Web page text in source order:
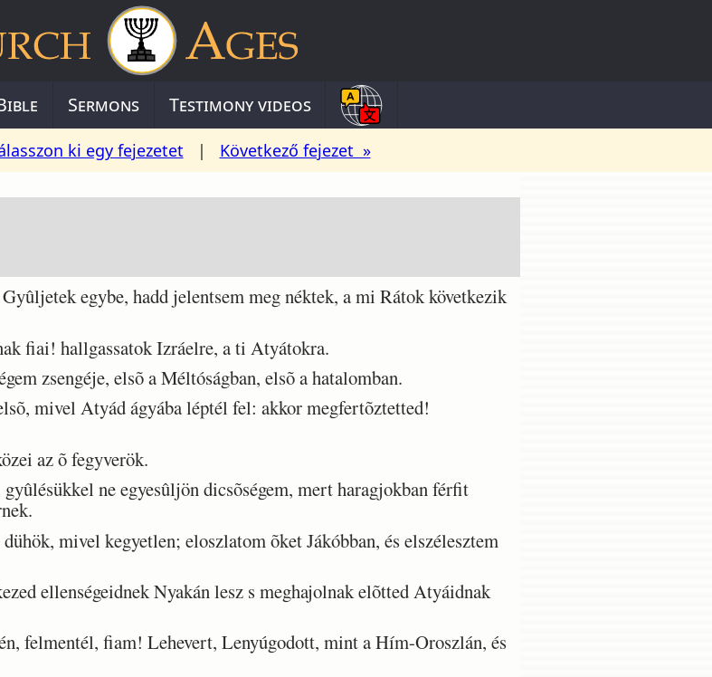
Sermons Testimony videos
ki egy fejezetet | Következő fejezet »
egybe, hadd jelentsem meg néktek, a mi Rátok következik
fiai! hallgassatok Izráelre, a ti Atyátokra.
zsengéje, elsõ a Méltóságban, elsõ a hatalomban.
mivel Atyád ágyába léptél fel: akkor megfertõztetted!
az õ fegyverök.
ne egyesûljön dicsõségem, mert haragjokban férfit
mivel kegyetlen; eloszlatom õket Jákóbban, és elszélesztem
ellenségeidnek Nyakán lesz s meghajolnak elõtted Atyáidnak
felmentél, fiam! Lehevert, Lenyúgodott, mint a Hím-Oroszlán, és